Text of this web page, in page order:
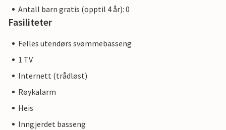
Antall barn gratis (opptil 4 år): 0
Fasiliteter
Felles utendørs svømmebasseng
1 TV
Internett (trådløst)
Røykalarm
Heis
Inngjerdet basseng